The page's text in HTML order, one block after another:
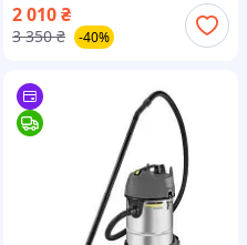
(DV00BG0035) - Высшее
качество!
2 010₴
3 350 ₴ -40%